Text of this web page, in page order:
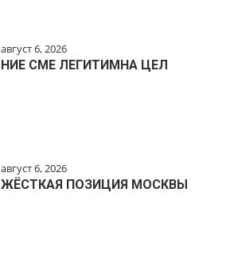
август 6, 2026
НИЕ СМЕ ЛЕГИТИМНА ЦЕЛ
август 6, 2026
ЖЁСТКАЯ ПОЗИЦИЯ МОСКВЫ